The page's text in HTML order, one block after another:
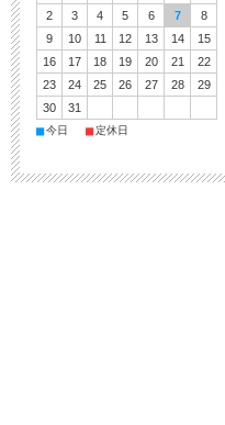
2
3 4 5 6 7
8
9
10 11 12 13 14
15
16
17 18 19 20 21
22
23
24 25 26 27 28
29
30
31
■今日 ■定休日